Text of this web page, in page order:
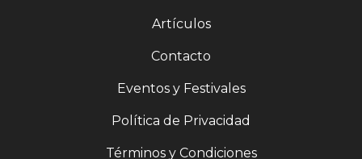
Artículos
Contacto
Eventos y Festivales
Política de Privacidad
Términos y Condiciones